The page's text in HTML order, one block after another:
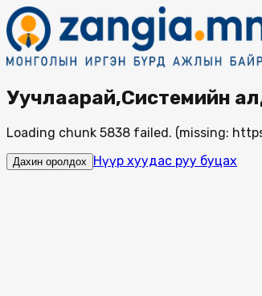
Уучлаарай,Системийн
Loading chunk 5838 failed. (missing:
Дахин оролдох Нүүр хуудас руу буцах